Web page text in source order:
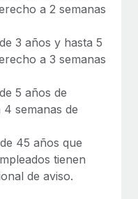
a 2 semanas
3 años y hasta 5
a 3 semanas
5 años de
semanas de
45 años que
tienen
de aviso.